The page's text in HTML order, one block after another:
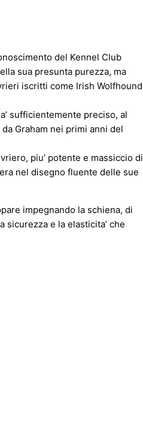
del Kennel Club
sua presunta purezza, ma
iscritti come Irish Wolfhound
sufficientemente preciso, al
Graham nei primi anni del
piu’ potente e massiccio di
nel disegno fluente delle sue
impegnando la schiena, di
e la elasticita’ che